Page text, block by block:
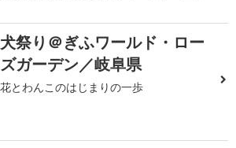
犬祭り＠ぎふワールド・ロー
ズガーデン／岐阜県
花とわんこのはじまりの一歩